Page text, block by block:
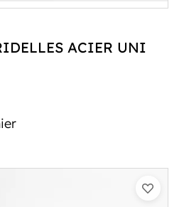
ACIER UNI